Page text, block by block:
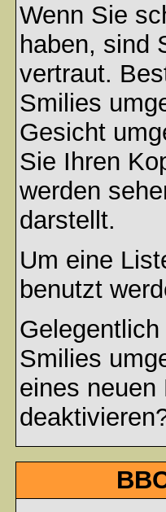
Wenn Sie
haben, sind
vertraut.
Smilies
Gesicht
Sie Ihren
werden
darstellt.
Um eine
benutzt
Smilies
eines